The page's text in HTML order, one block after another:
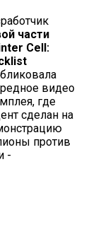
части
Cell:
видео
где
сделан на
против
-